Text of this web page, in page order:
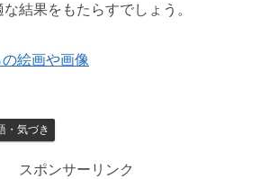
結果をもたらすでしょう。
絵画や画像
・気づき
スポンサーリンク